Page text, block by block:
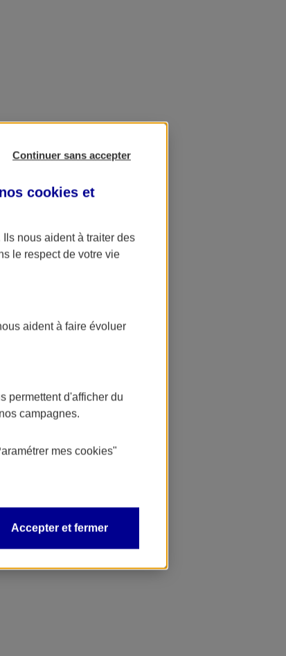
Continuer sans accepter
cookies et
Ils nous aident à traiter des
le respect de votre vie
aident à faire évoluer
permettent d'afficher du
campagnes.
mes cookies"
Accepter et fermer